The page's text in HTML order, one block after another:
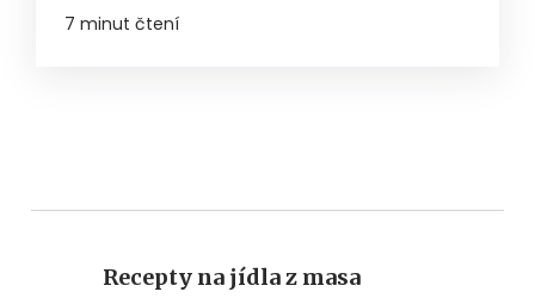
7 minut čtení
Recepty na jídla z masa